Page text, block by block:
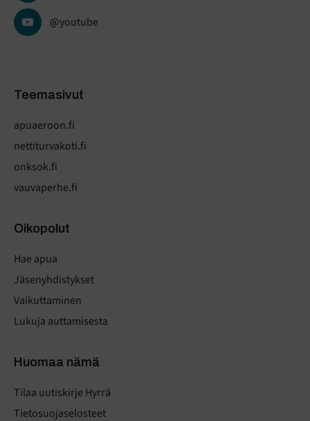
@youtube
Teemasivut
apuaeroon.fi
nettiturvakoti.fi
onksok.fi
vauvaperhe.fi
Oikopolut
Hae apua
Jäsenyhdistykset
Vaikuttaminen
Lukuja auttamisesta
Huomaa nämä
Tilaa uutiskirje Hyrrä
Tietosuojaselosteet